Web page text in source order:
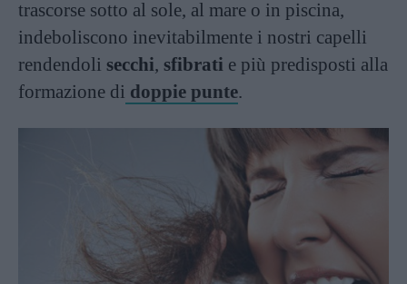
trascorse sotto al sole, al mare o in piscina,
indeboliscono inevitabilmente i nostri capelli
rendendoli secchi, sfibrati e più predisposti alla
formazione di doppie punte.